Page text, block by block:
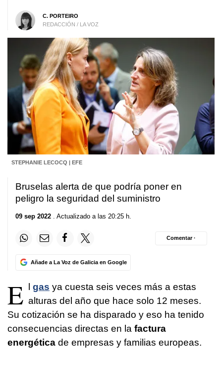
C. PORTEIRO
REDACCIÓN / LA VOZ
STEPHANIE LECOCQ | EFE
Bruselas alerta de que podría poner en
peligro la seguridad del suministro
09 sep 2022 . Actualizado a las 20:25 h.
Añade a La Voz de Galicia en Google
Comentar ·
E l gas ya cuesta seis veces más a estas
alturas del año que hace solo 12 meses.
Su cotización se ha disparado y eso ha tenido
consecuencias directas en la factura
energética de empresas y familias europeas.